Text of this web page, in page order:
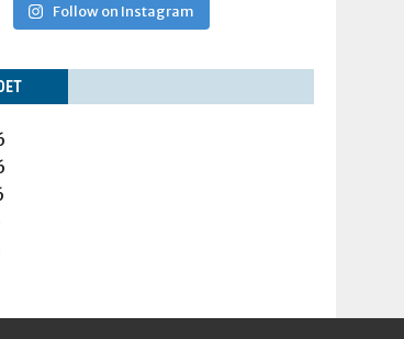
Follow on Instagram